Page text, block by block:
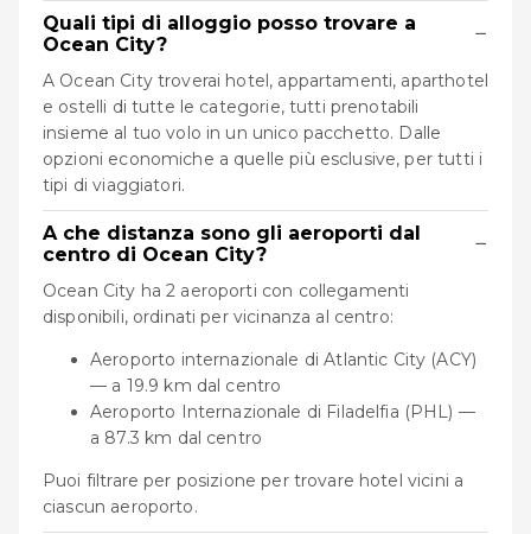
Quali tipi di alloggio posso trovare a
Ocean City?
−
A Ocean City troverai hotel, appartamenti, aparthotel
e ostelli di tutte le categorie, tutti prenotabili
insieme al tuo volo in un unico pacchetto. Dalle
opzioni economiche a quelle più esclusive, per tutti i
tipi di viaggiatori.
A che distanza sono gli aeroporti dal
centro di Ocean City?
−
Ocean City ha 2 aeroporti con collegamenti
disponibili, ordinati per vicinanza al centro:
Aeroporto internazionale di Atlantic City (ACY)
— a 19.9 km dal centro
Aeroporto Internazionale di Filadelfia (PHL) —
a 87.3 km dal centro
Puoi filtrare per posizione per trovare hotel vicini a
ciascun aeroporto.